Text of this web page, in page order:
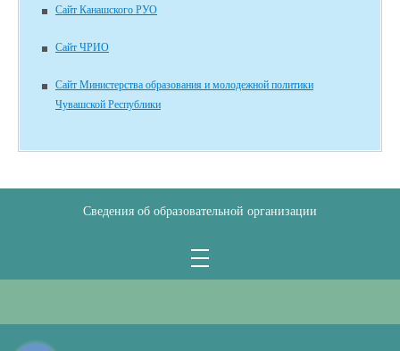
Сайт Канашского РУО
Сайт ЧРИО
Сайт Министерства образования и молодежной политики
Чувашской Республики
Сведения об образовательной организации